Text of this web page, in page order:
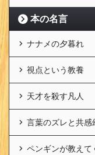
本の名言
ナナメの夕暮れ
視点という教養
天才を殺す凡人
言葉のズレと共感
ペンギンが教えて